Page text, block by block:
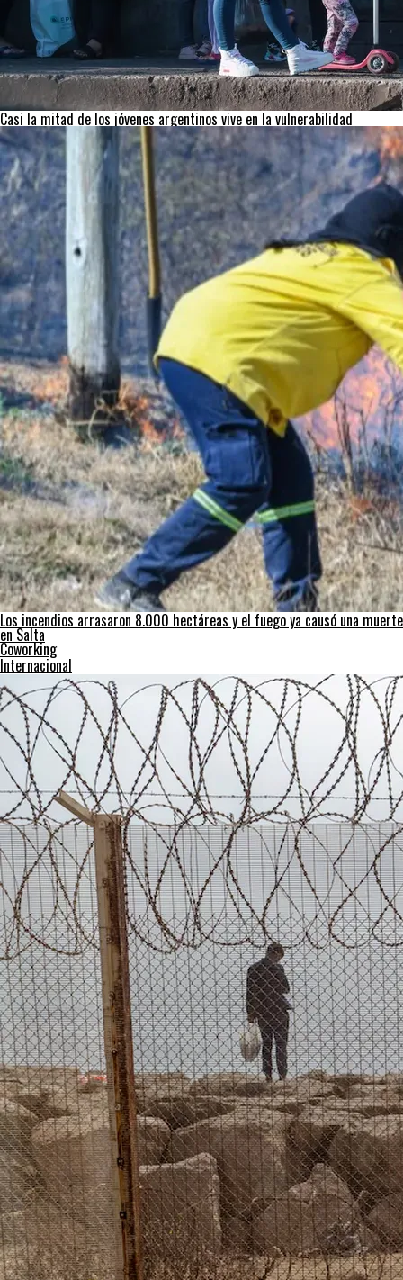
Casi la mitad de los jóvenes argentinos vive en la vulnerabilidad
Los incendios arrasaron 8.000 hectáreas y el fuego ya causó una muerte
en Salta
Coworking
Internacional